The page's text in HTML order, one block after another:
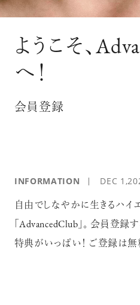
ようこそ、
へ！
会員登録
INFORMATION DEC
自由でしなやかに生きるハイ
「AdvancedClub」。 会員登録
特典がいっぱい！ ご登録は無